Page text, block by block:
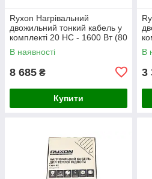
Ryxon Нагрівальний
двожильний тонкий кабель у
комплекті 20 HC - 1600 Вт (80
м)
В наявності
8 685 ₴
Купити
м)
В
3